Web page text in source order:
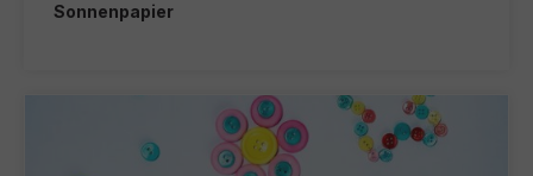
Sonnenpapier